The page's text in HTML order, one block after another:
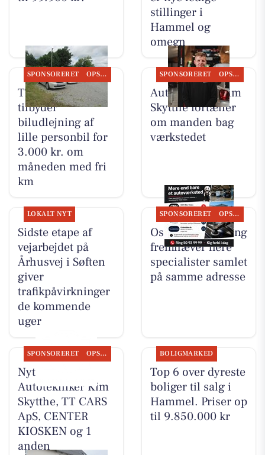
stillinger i
Hammel og
omegn
SPONSORERET OPSLAGSTAVLEN
TT CARS ApS
tilbyder
biludlejning af
lille personbil for
3.000 kr. om
måneden med fri
km
SPONSORERET OPSLAGSTAVLEN
Autotekniker Kim
Skytthe fortæller
om manden bag
værkstedet
LOKALT NYT
Sidste etape af
vejarbejdet på
Århusvej i Søften
giver
trafikpåvirkninger
de kommende
uger
SPONSORERET OPSLAGSTAVLEN
Oscar Biludlejning
fremhæver flere
specialister samlet
på samme adresse
SPONSORERET OPSLAGSTAVLEN
Nyt fra
Autotekniker Kim
Skytthe, TT CARS
ApS, CENTER
KIOSKEN og 1
anden
BOLIGMARKED
Top 6 over dyreste
boliger til salg i
Hammel. Priser op
til 9.850.000 kr